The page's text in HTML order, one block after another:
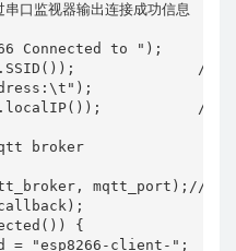
口监视器输出连接成功信息
Connected to ");
//
//
broker
mqtt_port);//
{
= "esp8266-client-";